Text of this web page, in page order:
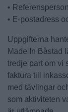
•
• E-postadress
Uppgifterna
Made In Båstad
tredje part om vi
faktura till
med tävlingar
som aktiviteten